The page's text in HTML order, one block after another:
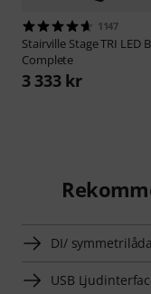
1147
Stairville Stage TRI LED
Complete
3 333 kr
DI/ symmetrilåda
USB